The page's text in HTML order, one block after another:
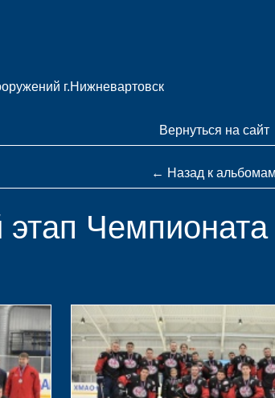
г.Нижневартовск
Вернуться на сайт
← Назад к альбомам